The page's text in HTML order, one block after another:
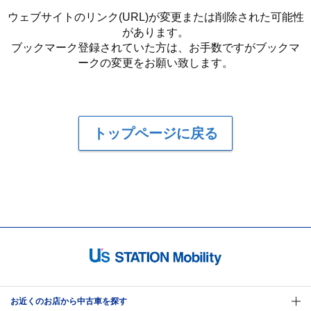
ウェブサイトのリンク(URL)が変更または削除された可能性
があります。
ブックマーク登録されていた方は、お手数ですがブックマ
ークの変更をお願い致します。
トップページに戻る
お近くのお店から中古車を探す